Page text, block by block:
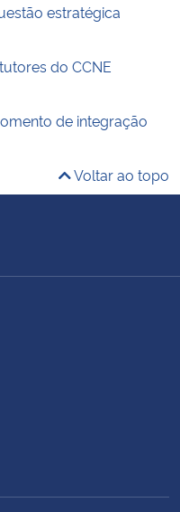
estratégica
do CCNE
de integração
Voltar ao topo